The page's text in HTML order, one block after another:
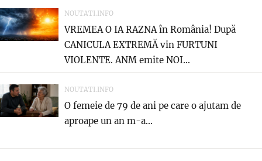
NOUTATI.INFO
VREMEA O IA RAZNA în România! După
CANICULA EXTREMĂ vin FURTUNI
VIOLENTE. ANM emite NOI...
NOUTATI.INFO
O femeie de 79 de ani pe care o ajutam de
aproape un an m-a...